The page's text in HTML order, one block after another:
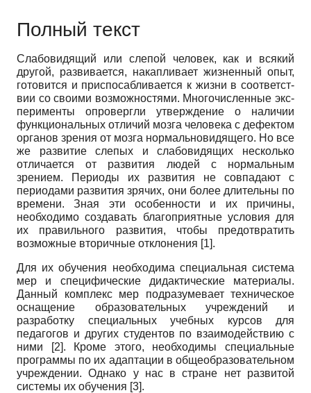
Полный текст
Слабовидящий или слепой человек, как и всякий
другой, развивается, накапливает жизненный опыт,
готовится и приспосабливается к жизни в соответст­
вии со своими возможностями. Многочисленные экс­
перименты опровергли утверждение о наличии
функ­циональных отличий мозга человека с дефектом
орга­нов зрения от мозга нормальновидящего. Но все
же развитие слепых и слабовидящих несколько
отличает­ся от развития людей с нормальным
зрением. Перио­ды их развития не совпадают с
периодами развития зрячих, они более длительны по
времени. Зная эти особенности и их причины,
необходимо создавать бла­гоприятные условия для
их правильного развития, чтобы предотвратить
возможные вторичные отклоне­ния [1].
Для их обучения необходима специальная система
мер и специфические дидактические материалы.
Дан­ный комплекс мер подразумевает техническое
оснаще­ние образовательных учреждений и
разработку специ­альных учебных курсов для
педагогов и других сту­дентов по взаимодействию с
ними [2]. Кроме этого, не­обходимы специальные
программы по их адаптации в общеобразовательном
учреждении. Однако у нас в стране нет развитой
системы их обучения [3].